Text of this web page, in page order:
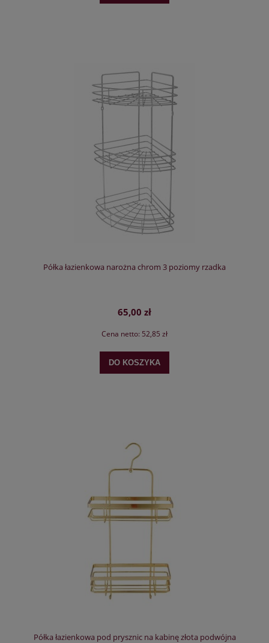
Półka łazienkowa narożna chrom 3 poziomy rzadka
65,00 zł
Cena netto: 52,85 zł
DO KOSZYKA
Półka łazienkowa pod prysznic na kabinę złota podwójna